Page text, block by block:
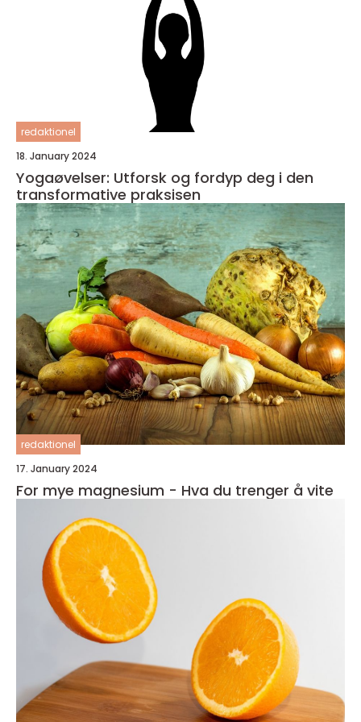
redaktionel
18. January 2024
Yogaøvelser: Utforsk og fordyp deg i den
transformative praksisen
redaktionel
17. January 2024
For mye magnesium - Hva du trenger å vite